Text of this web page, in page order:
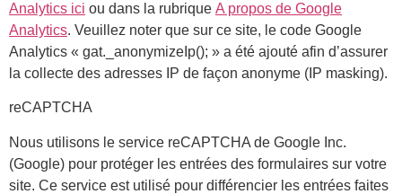
Analytics ici ou dans la rubrique A propos de Google
Analytics. Veuillez noter que sur ce site, le code Google
Analytics « gat._anonymizeIp(); » a été ajouté afin d’assurer
la collecte des adresses IP de façon anonyme (IP masking).
reCAPTCHA
Nous utilisons le service reCAPTCHA de Google Inc.
(Google) pour protéger les entrées des formulaires sur votre
site. Ce service est utilisé pour différencier les entrées faites